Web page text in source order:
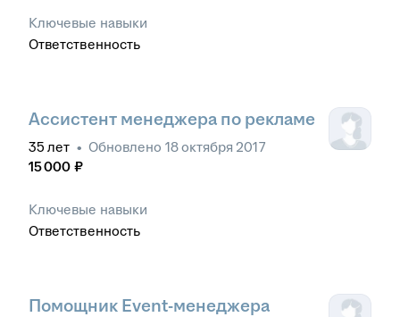
Ключевые навыки
Ответственность
Ассистент менеджера по рекламе
35 лет • Обновлено 18 октября 2017
15 000 ₽
Ключевые навыки
Ответственность
Помощник Event-менеджера